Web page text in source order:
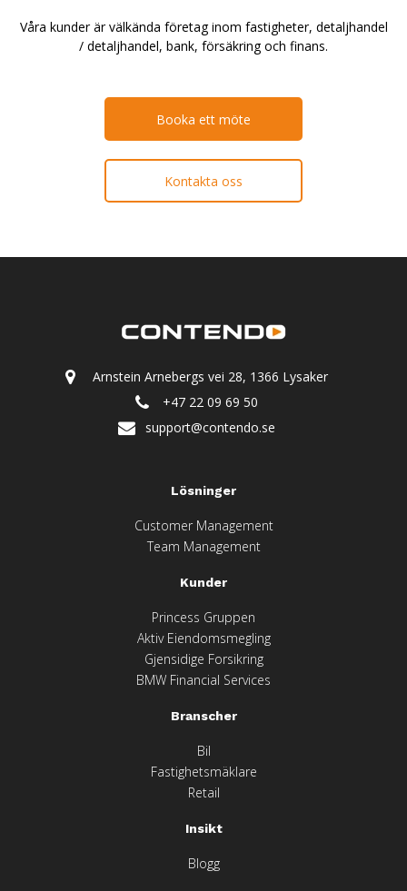
Våra kunder är välkända företag inom fastigheter, detaljhandel
/ detaljhandel, bank, försäkring och finans.
Booka ett möte
Kontakta oss
Arnstein Arnebergs vei 28, 1366 Lysaker
+47 22 09 69 50
support@contendo.se
Lösninger
Customer Management
Team Management
Kunder
Princess Gruppen
Aktiv Eiendomsmegling
Gjensidige Forsikring
BMW Financial Services
Branscher
Bil
Fastighetsmäklare
Retail
Insikt
Blogg